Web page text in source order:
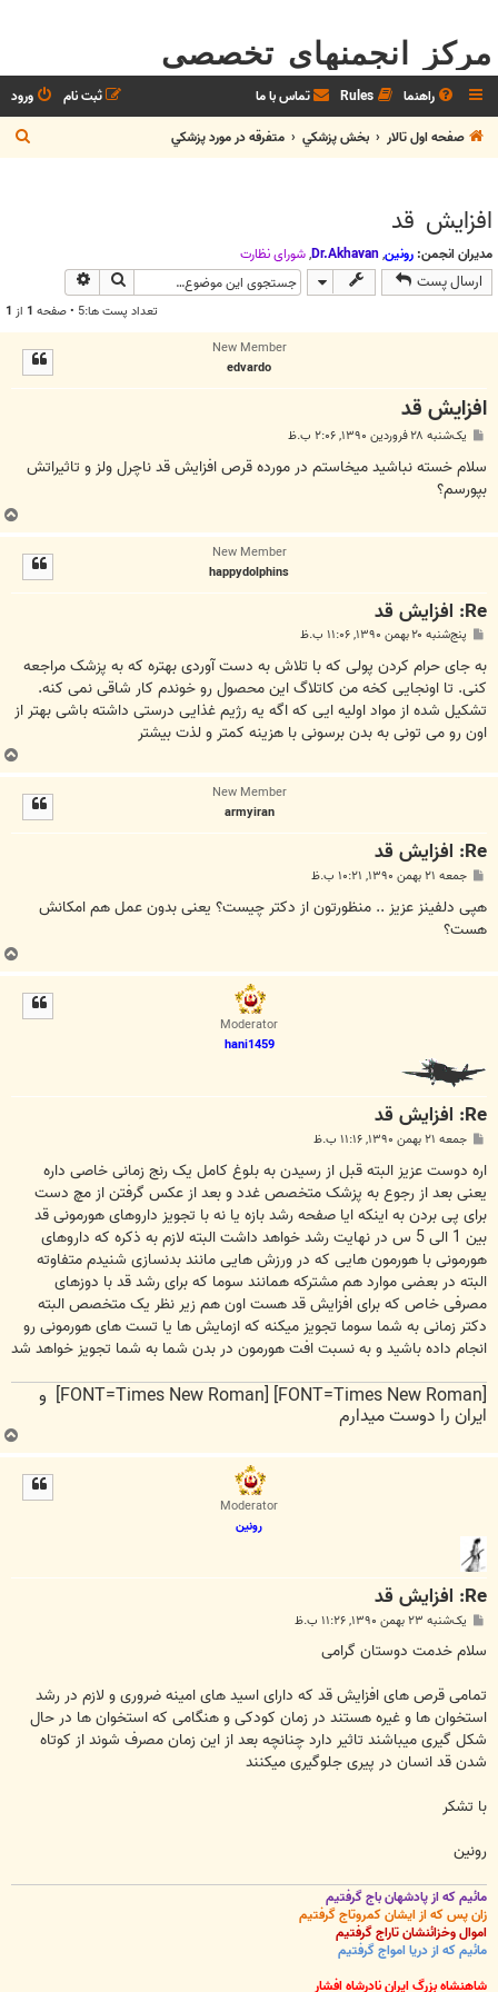
مرکز انجمنهای تخصصی
راهنما Rules تماس با ما ورود
ثبت نام
صفحه اول تالار
بخش پزشکي متفرقه در مورد پزشکي
س
افزایش قد
مدیران انجمن: رونین,
Dr.Akhavan
,شوراي نظارت
ارسال پست جستجو
تعداد پست ها:5 • صفحه 1 از 1
New Member
edvardo
افزایش قد
ت
یک‌شنبه ۲۸ فروردین ۱۳۹۰, ۲:۰۶ ب.ظ
سلام خسته نباشید میخاستم در مورده قرص افزایش قد ناچرل ولز و تاثیراتش
بپورسم؟
New Member
happydolphins
Re: افزایش قد
س
ت
پنج‌شنبه ۲۰ بهمن ۱۳۹۰, ۱۱:۰۶ ب.ظ
به جای حرام کردن پولی که با تلاش به دست آوردی بهتره که به پزشک مراجعه
کنی. تا اونجايی کخه من کاتلاگ اين محصول رو خوندم کار شاقی نمی کنه.
تشکيل شده از مواد اوليه ايی که اگه يه رژيم غذايی درستی داشته باشی بهتر از
اون رو می تونی به بدن برسونی با هزينه کمتر و لذت بيشتر
New Member
armyiran
Re: افزایش قد
ت
جمعه ۲۱ بهمن ۱۳۹۰, ۱۰:۲۱ ب.ظ
هپی دلفینز عزیز .. منظورتون از دکتر چیست؟ یعنی بدون عمل هم امکانش
هست؟
Moderator
hani1459
Re: افزایش قد
ت
جمعه ۲۱ بهمن ۱۳۹۰, ۱۱:۱۶ ب.ظ
اره دوست عزیز البته قبل از رسیدن به بلوغ کامل یک رنج زمانی خاصی داره
یعنی بعد از رجوع به پزشک متخصص غدد و بعد از عکس گرفتن از مچ دست
برای پی بردن به اینکه ایا صفحه رشد بازه یا نه با تجویز داروهای هورمونی قد
بین 1 الی 5 س در نهایت رشد خواهد داشت البته لازم به ذکره که داروهای
هورمونی با هورمون هایی که در ورزش هایی مانند بدنسازی شنیدم متفاوته
البته در بعضی موارد هم مشترکه همانند سوما که برای رشد قد با دوزهای
مصرفی خاص که برای افزایش قد هست اون هم زیر نظر یک متخصص البته
دکتر زمانی به شما سوما تجویز میکنه که ازمایش ها یا تست های هورمونی رو
انجام داده باشید و به نسبت افت هورمون در بدن شما به شما تجویز خواهد شد
[FONT=Times New Roman] [FONT=Times New Roman] و
ایران را دوست میدارم
Moderator
رونین
Re: افزایش قد
ت
یک‌شنبه ۲۳ بهمن ۱۳۹۰, ۱۱:۲۶ ب.ظ
سلام خدمت دوستان گرامی
تمامی قرص های افزایش قد که دارای اسید های امینه ضروری و لازم در رشد
استخوان ها و غیره هستند در زمان کودکی و هنگامی که استخوان ها در حال
شکل گیری میباشند تاثیر دارد چنانچه بعد از این زمان مصرف شوند از کوتاه
شدن قد انسان در پیری جلوگیری میکنند
با تشکر
رونین
مائیم که از پادشهان باج گرفتیم
زان پس که از ایشان کمروتاج گرفتیم
اموال وخزائنشان تاراج گرفتیم
مائیم که از دریا امواج گرفتیم
شاهنشاه بزرگ ایران نادرشاه افشار